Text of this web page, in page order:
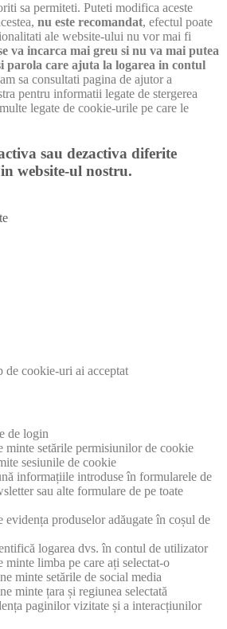
sa permiteti. Puteti modifica aceste
nu este recomandat, efectul poate
ale website-ului nu vor mai fi
va incarca mai greu si nu va mai putea
parola care ajuta la logarea in contul
sa consultati pagina de ajutor a
pentru informatii legate de stergerea
legate de cookie-urile pe care le
sau dezactiva diferite
website-ul nostru.
de cookie-uri ai acceptat
de login
minte setările permisiunilor de cookie
sesiunile de cookie
informațiile introduse în formularele de
sau alte formulare de pe toate
evidența produselor adăugate în coșul de
logarea dvs. în contul de utilizator
minte limba pe care ați selectat-o
minte setările de social media
minte țara și regiunea selectată
paginilor vizitate și a interacțiunilor